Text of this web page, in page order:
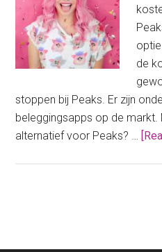
de
stoppen bij Peaks. Er zijn
beleggingsapps op de markt.
alternatief voor Peaks? …